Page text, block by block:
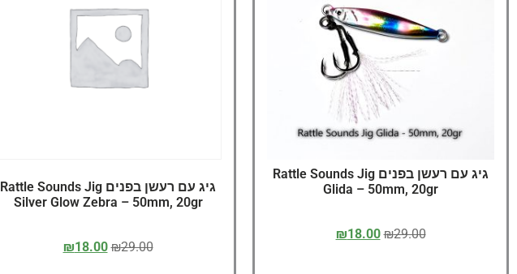
גיג עם רעשן בפנים Rattle Sounds Jig
Glida – 50mm, 20gr
₪29.00
₪18.00
גיג עם רעשן בפנים Rattle Sounds Jig
Silver Glow Zebra – 50mm, 20gr
₪29.00
₪18.00